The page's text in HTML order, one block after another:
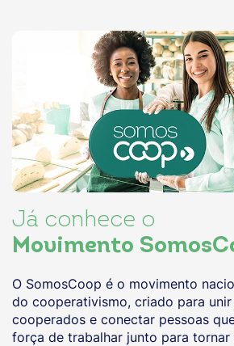
Já conhece o
Movimento
O SomosCoop é o movimento
do cooperativismo, criado para
cooperados e conectar pessoas
força de trabalhar junto para